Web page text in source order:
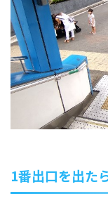
1番出口を出た